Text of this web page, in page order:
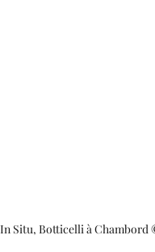
Situ, Botticelli à Chambord